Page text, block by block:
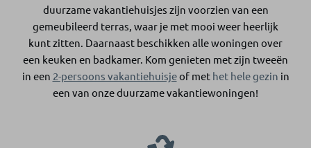
duurzame vakantiehuisjes zijn voorzien van een
gemeubileerd terras, waar je met mooi weer heerlijk
kunt zitten. Daarnaast beschikken alle woningen over
een keuken en badkamer. Kom genieten met zijn tweeën
in een 2-persoons vakantiehuisjeof met het hele gezin in
een van onze duurzame vakantiewoningen!